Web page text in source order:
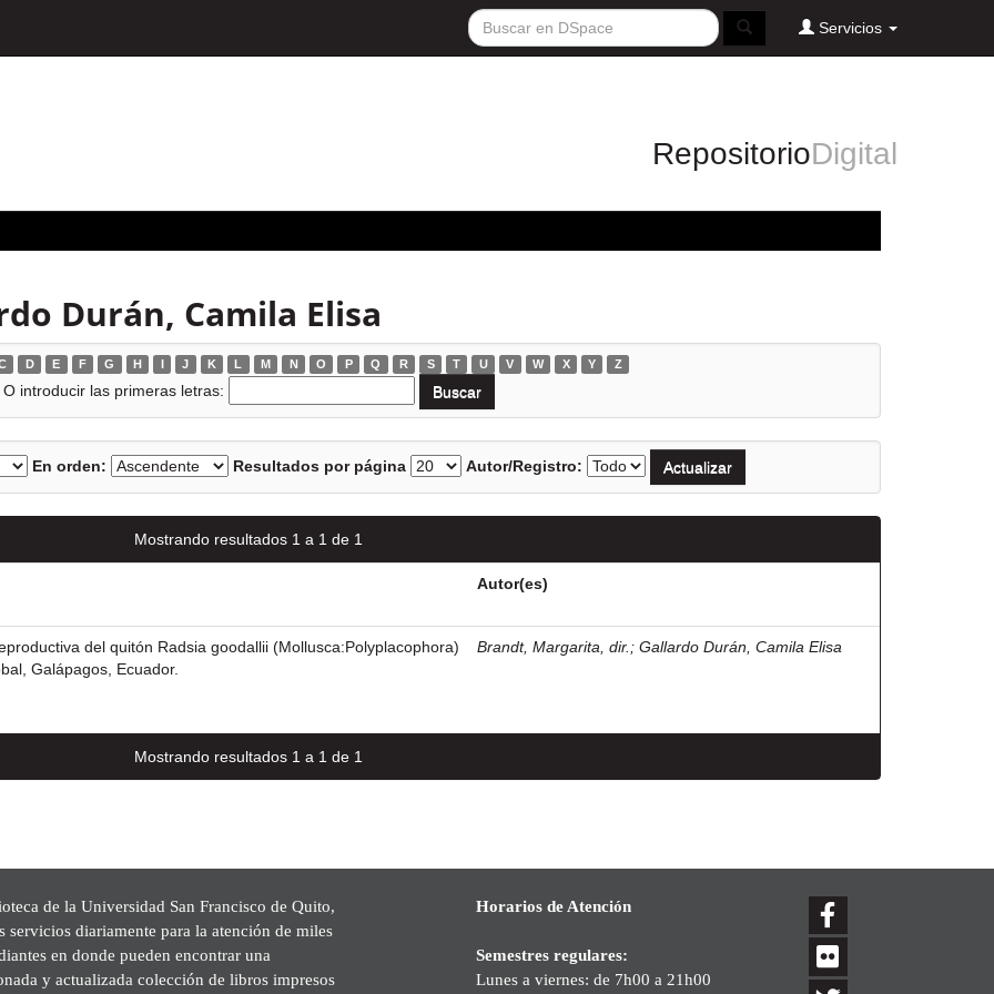
Servicios
RepositorioDigital
Durán, Camila Elisa
D E F G H I J K L M N O P Q R S T U V W X Y Z
O introducir las primeras letras:
En orden: Resultados por página Autor/Registro:
Mostrando resultados 1 a 1 de 1
Autor(es)
del quitón Radsia goodallii (Mollusca:Polyplacophora)
Galápagos, Ecuador.
Brandt, Margarita, dir. ; Gallardo Durán, Camila Elisa
Mostrando resultados 1 a 1 de 1
de la Universidad San Francisco de Quito,
servicios diariamente para la atención de miles
en donde pueden encontrar una
y actualizada colección de libros impresos
Horarios de Atención
Semestres regulares:
Lunes a viernes: de 7h00 a 21h00